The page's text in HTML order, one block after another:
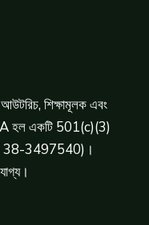
শিক্ষামূলক এবং
হল একটি 501(c)(3)
38-3497540)।